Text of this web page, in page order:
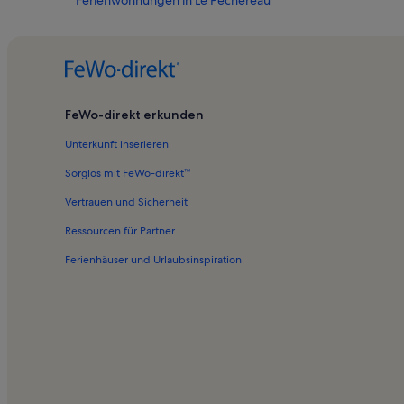
Ferienwohnungen in Musée de la Chemiserie
Ferienwohnungen in Vigoux
Hotels in Regionaler Naturpark Brenne
FeWo-direkt erkunden
Unterkunft inserieren
Sorglos mit FeWo-direkt™
Vertrauen und Sicherheit
Ressourcen für Partner
Ferienhäuser und Urlaubsinspiration